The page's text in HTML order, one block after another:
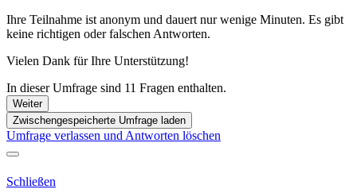
Ihre Teilnahme ist anonym und dauert nur wenige Minuten. Es gibt
keine richtigen oder falschen Antworten.
Vielen Dank für Ihre Unterstützung!
In dieser Umfrage sind 11 Fragen enthalten.
Weiter
Zwischengespeicherte Umfrage laden
Umfrage verlassen und Antworten löschen
Schließen